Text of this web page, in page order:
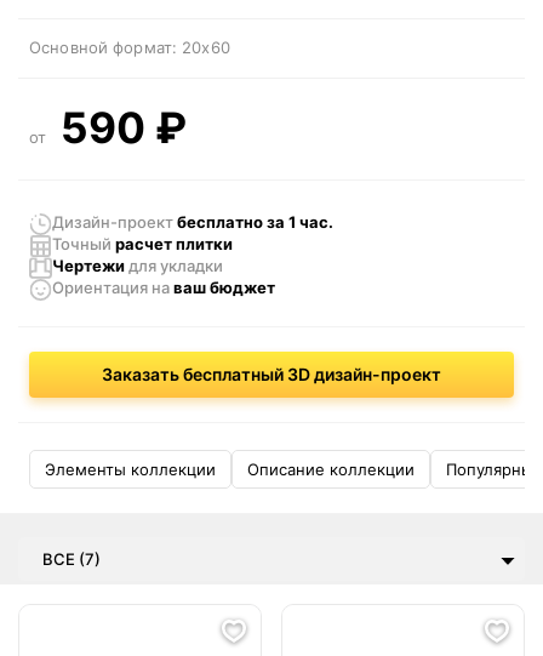
Основной формат: 20x60
от 590 ₽
Дизайн-проектбесплатно за 1 час.
Точный расчет плитки
Чертежи для укладки
Ориентация наваш бюджет
Заказать бесплатный 3D дизайн-проект
Элементы коллекции Описание коллекции
ВСЕ (7)